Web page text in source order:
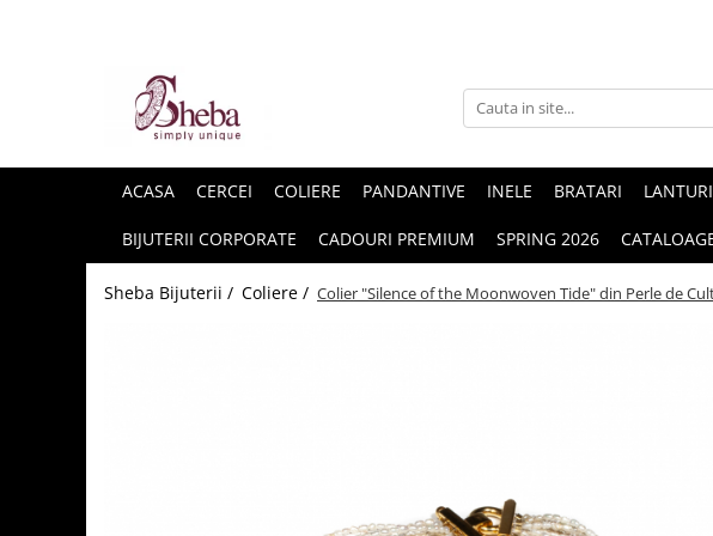
ACASA CERCEI COLIERE PANDANTIVE INELE BRATARI LANTURI
BIJUTERII CORPORATE CADOURI PREMIUM SPRING 2026
Sheba Bijuterii / Coliere / Colier "Silence of the Moonwoven Tide" din Perle de